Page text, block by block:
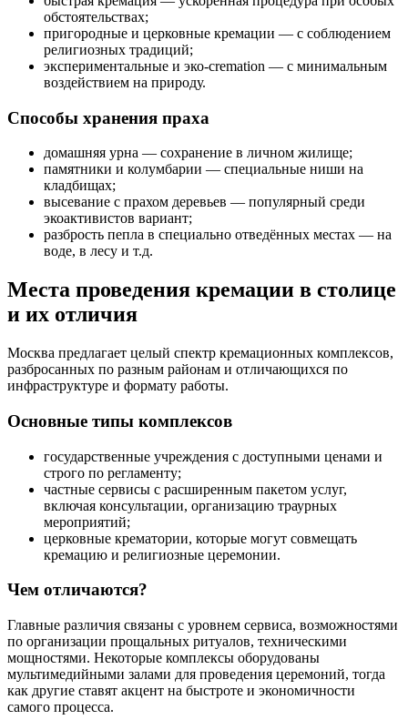
обстоятельствах;
пригородные и церковные кремации — с соблюдением
религиозных традиций;
экспериментальные и эко-cremation — с минимальным
воздействием на природу.
Способы хранения праха
домашняя урна — сохранение в личном жилище;
памятники и колумбарии — специальные ниши на
кладбищах;
высевание с прахом деревьев — популярный среди
экоактивистов вариант;
разбрость пепла в специально отведённых местах — на
воде, в лесу и т.д.
Места проведения кремации в столице
и их отличия
Москва предлагает целый спектр кремационных комплексов,
разбросанных по разным районам и отличающихся по
инфраструктуре и формату работы.
Основные типы комплексов
государственные учреждения с доступными ценами и
строго по регламенту;
частные сервисы с расширенным пакетом услуг,
включая консультации, организацию траурных
мероприятий;
церковные крематории, которые могут совмещать
кремацию и религиозные церемонии.
Чем отличаются?
Главные различия связаны с уровнем сервиса, возможностями
по организации прощальных ритуалов, техническими
мощностями. Некоторые комплексы оборудованы
мультимедийными залами для проведения церемоний, тогда
как другие ставят акцент на быстроте и экономичности
самого процесса.